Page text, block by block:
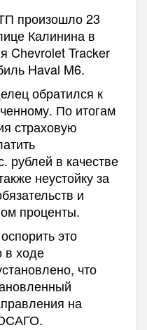
произошло 23
Калинина в
Chevrolet Tracker
Haval M6.
обратился к
По итогам
страховую
рублей в качестве
неустойку за
и
проценты.
это
в ходе
что
на